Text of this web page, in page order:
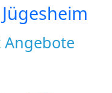
Jügesheim
Angebote